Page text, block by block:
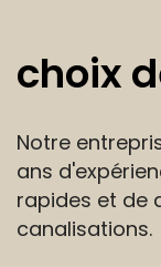
choix
Notre
ans
rapides et de
canalisations.